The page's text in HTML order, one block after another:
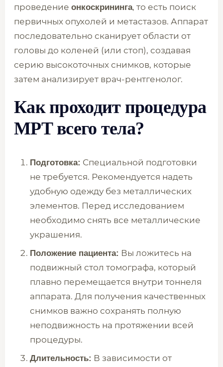
проведение онкоскрининга, то есть поиск
первичных опухолей и метастазов. Аппарат
последовательно сканирует области от
головы до коленей (или стоп), создавая
серию высокоточных снимков, которые
затем анализирует врач-рентгенолог.
Как проходит процедура
МРТ всего тела?
Подготовка: Специальной подготовки
не требуется. Рекомендуется надеть
удобную одежду без металлических
элементов. Перед исследованием
необходимо снять все металлические
украшения.
Положение пациента: Вы ложитесь на
подвижный стол томографа, который
плавно перемещается внутри тоннеля
аппарата. Для получения качественных
снимков важно сохранять полную
неподвижность на протяжении всей
процедуры.
Длительность: В зависимости от